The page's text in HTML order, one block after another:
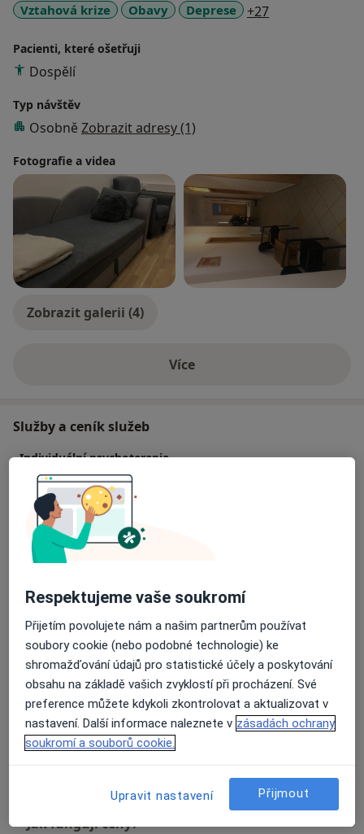
Vzdelanie:
- Masarykova Univerzita, Filozofická fakulta, študijný
odbor: jednoborová psychológia
- IAPSA (Inštitút aplikovanej psychoanalýzy), výcvik v
psychoanalytickej psychoterapii
Psychoterapeutická prax:
- Centrum Anabell, zamerané na klientov s poruchami
príjmu potravy
- Masarykova Univerzita, zameranie na pomoc
študentom s psychickými a somatickými ťažkosťami
- Súkromná prax
Vztahová krize
Obavy Deprese +27
Pacienti, které ošetřuji
Dospělí
Typ návštěv
Osobně Zobrazit adresy (1)
Fotografie a videa
Zobrazit galerii (4)
Víceo zkušenostech
Služby a ceník služeb
Individuální psychoterapie
1 500 Kč Detaily
Psychoanalýza
1 500 Kč Detaily
1 500 Kč Detaily
Psychologické poradenství
1 500 Kč Detaily
Konzultace online
1 500 Kč Detaily
Jak fungují ceny?
Respektujeme vaše soukromí
Přijetím povolujete nám a našim partnerům používat
soubory cookie (nebo podobné technologie) ke
shromažďování údajů pro statistické účely a poskytování
obsahu na základě vašich zvyklostí při procházení. Své
preference můžete kdykoli zkontrolovat a aktualizovat v
nastavení. Další informace naleznete v zásadách ochrany
soukromí a souborů cookie.
Upravit nastavení Přijmout